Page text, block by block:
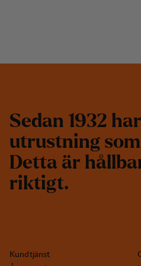
Sedan 1932 har
utrustning som
Detta är hållba
riktigt.
Kundtjänst